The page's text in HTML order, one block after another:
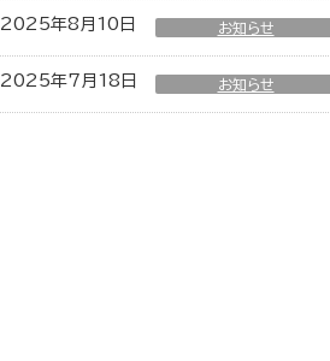
2025年8月10日 お知らせ
2025年7月18日 お知らせ